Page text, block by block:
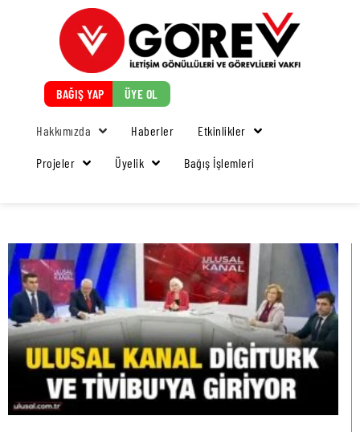
BAĞIŞ YAP ÜYE OL
Hakkımızda Haberler Etkinlikler
Projeler Üyelik Bağış İşlemleri